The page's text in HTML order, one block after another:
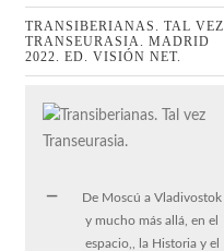
TRANSIBERIANAS. TAL VEZ
TRANSEURASIA. MADRID
2022. ED. VISIÓN NET.
De Moscú a Vladivostok
y mucho más allá, en el
espacio,, la Historia y el